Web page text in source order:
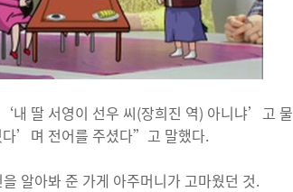
내 딸 서영이 선우 씨(장희진 역) 아니냐’고 물
다’며 전어를 주셨다”고 말했다.
알아봐 준 가게 아주머니가 고마웠던 것.